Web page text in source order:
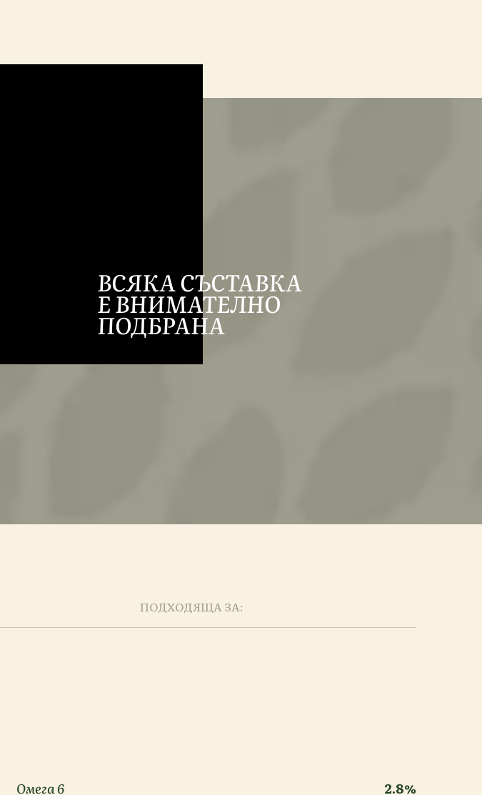
ВСЯКА СЪСТАВКА
Е ВНИМАТЕЛНО
ПОДБРАНА
ПОДХОДЯЩА ЗА:
Омега 6 2.8%